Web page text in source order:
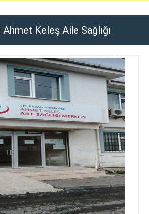
Keleş Aile Sağlığı